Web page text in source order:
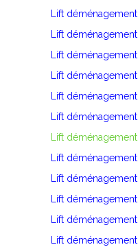
Lift déménagement
Lift déménagement
Lift
Lift déménagement
Lift déménagement
Lift
Lift déménagement
Lift déménagement
Lift
Lift
Lift
Lift